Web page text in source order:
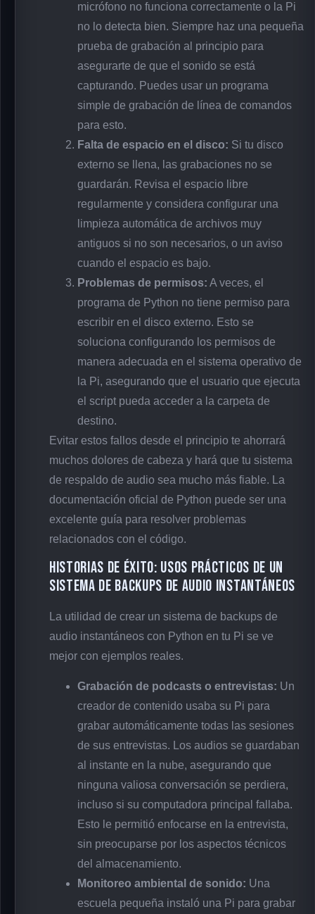
micrófono no funciona correctamente o la Pi
no lo detecta bien. Siempre haz una pequeña
prueba de grabación al principio para
asegurarte de que el sonido se está
capturando. Puedes usar un programa
simple de grabación de línea de comandos
para esto.
Falta de espacio en el disco: Si tu disco
externo se llena, las grabaciones no se
guardarán. Revisa el espacio libre
regularmente y considera configurar una
limpieza automática de archivos muy
antiguos si no son necesarios, o un aviso
cuando el espacio es bajo.
Problemas de permisos: A veces, el
programa de Python no tiene permiso para
escribir en el disco externo. Esto se
soluciona configurando los permisos de
manera adecuada en el sistema operativo de
la Pi, asegurando que el usuario que ejecuta
el script pueda acceder a la carpeta de
destino.
Evitar estos fallos desde el principio te ahorrará
muchos dolores de cabeza y hará que tu sistema
de respaldo de audio sea mucho más fiable. La
documentación oficial de Python puede ser una
excelente guía para resolver problemas
relacionados con el código.
Historias de éxito: Usos prácticos de un
sistema de backups de audio instantáneos
La utilidad de crear un sistema de backups de
audio instantáneos con Python en tu Pi se ve
mejor con ejemplos reales.
Grabación de podcasts o entrevistas: Un
creador de contenido usaba su Pi para
grabar automáticamente todas las sesiones
de sus entrevistas. Los audios se guardaban
al instante en la nube, asegurando que
ninguna valiosa conversación se perdiera,
incluso si su computadora principal fallaba.
Esto le permitió enfocarse en la entrevista,
sin preocuparse por los aspectos técnicos
del almacenamiento.
Monitoreo ambiental de sonido: Una
escuela pequeña instaló una Pi para grabar